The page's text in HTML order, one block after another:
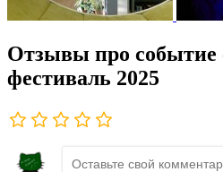
Отзывы про событие
фестиваль 2025